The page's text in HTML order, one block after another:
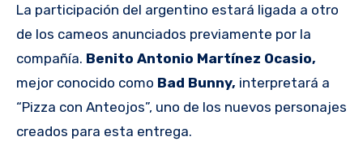
La participación del argentino estará ligada a otro
de los cameos anunciados previamente por la
compañía. Benito Antonio Martínez Ocasio,
mejor conocido como Bad Bunny, interpretará a
“Pizza con Anteojos”, uno de los nuevos personajes
creados para esta entrega.